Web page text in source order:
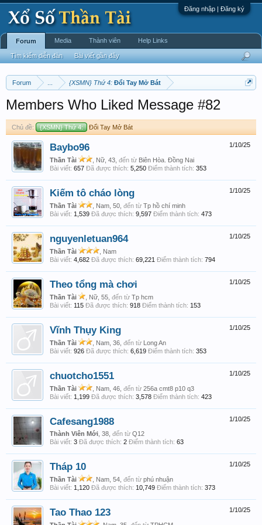
Đăng nhập | Đăng ký
Forum {XSMN} Thứ 4: Đổi Tay Mở Bát
Members Who Liked Message #82
Chủ đề: {XSMN} Thứ 4: Đổi Tay Mở Bát
1/10/25
Baybo96
Thần Tài , Nữ, 43, đến từ Biên Hòa. Đồng Nai
Bài viết: 657 Đã được thích: 5,250 Điểm thành tích: 353
1/10/25
Kiếm tô cháo lòng
Thần Tài , Nam, 50, đến từ Tp hồ chí minh
Bài viết: 1,539 Đã được thích: 9,597 Điểm thành tích: 473
1/10/25
nguyenletuan964
Thần Tài
, Nam
Bài viết: 4,682 Đã được thích: 69,221 Điểm thành tích: 794
1/10/25
Theo tổng mà chơi
Thần Tài , Nữ, 55, đến từ Tp hcm
Bài viết: 115 Đã được thích: 918 Điểm thành tích: 153
1/10/25
Vĩnh Thụy King
Thần Tài , Nam, 36, đến từ Long An
Bài viết: 926 Đã được thích: 6,619 Điểm thành tích: 353
1/10/25
chuotcho1551
Thần Tài , Nam, 46, đến từ 256a cmt8 p10 q3
Bài viết: 1,199 Đã được thích: 3,578 Điểm thành tích: 423
1/10/25
Cafesang1988
Thành Viên Mới , 38, đến từ Q12
Bài viết: 3 Đã được thích: 2 Điểm thành tích: 63
1/10/25
Tháp 10
Thần Tài , Nam, 54, đến từ phú nhuận
Bài viết: 1,120 Đã được thích: 10,749 Điểm thành tích: 373
1/10/25
Tao Thao 123
Forum
Tìm kiếm diễn đàn Bài viết gần đây
Media Thành viên Help Links